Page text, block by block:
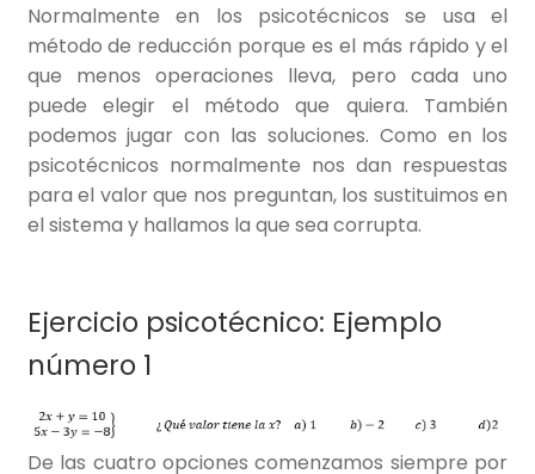
Normalmente en los psicotécnicos se usa el
método de reducción porque es el más rápido y el
que menos operaciones lleva, pero cada uno
puede elegir el método que quiera. También
podemos jugar con las soluciones. Como en los
psicotécnicos normalmente nos dan respuestas
para el valor que nos preguntan, los sustituimos en
el sistema y hallamos la que sea corrupta.
Ejercicio psicotécnico: Ejemplo
número 1
De las cuatro opciones comenzamos siempre por